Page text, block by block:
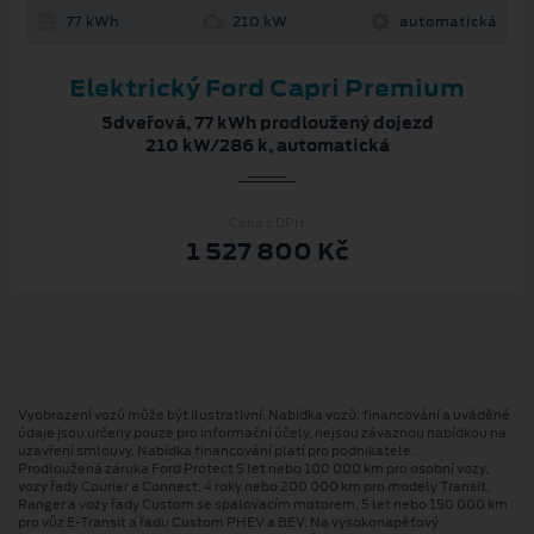
77 kWh 210 kW automatická
Elektrický Ford Capri Premium
5dveřová, 77 kWh prodloužený dojezd
210 kW/286 k, automatická
1 527 800 Kč
Vyobrazení vozů může být ilustrativní. Nabídka vozů, financování a uváděné
údaje jsou určeny pouze pro informační účely, nejsou závaznou nabídkou na
uzavření smlouvy. Nabídka financování platí pro podnikatele.
Prodloužená záruka Ford Protect 5 let nebo 100 000 km pro osobní vozy,
vozy řady Courier a Connect, 4 roky nebo 200 000 km pro modely Transit,
Ranger a vozy řady Custom se spalovacím motorem, 5 let nebo 150 000 km
pro vůz E-Transit a řadu Custom PHEV a BEV. Na vysokonapěťový